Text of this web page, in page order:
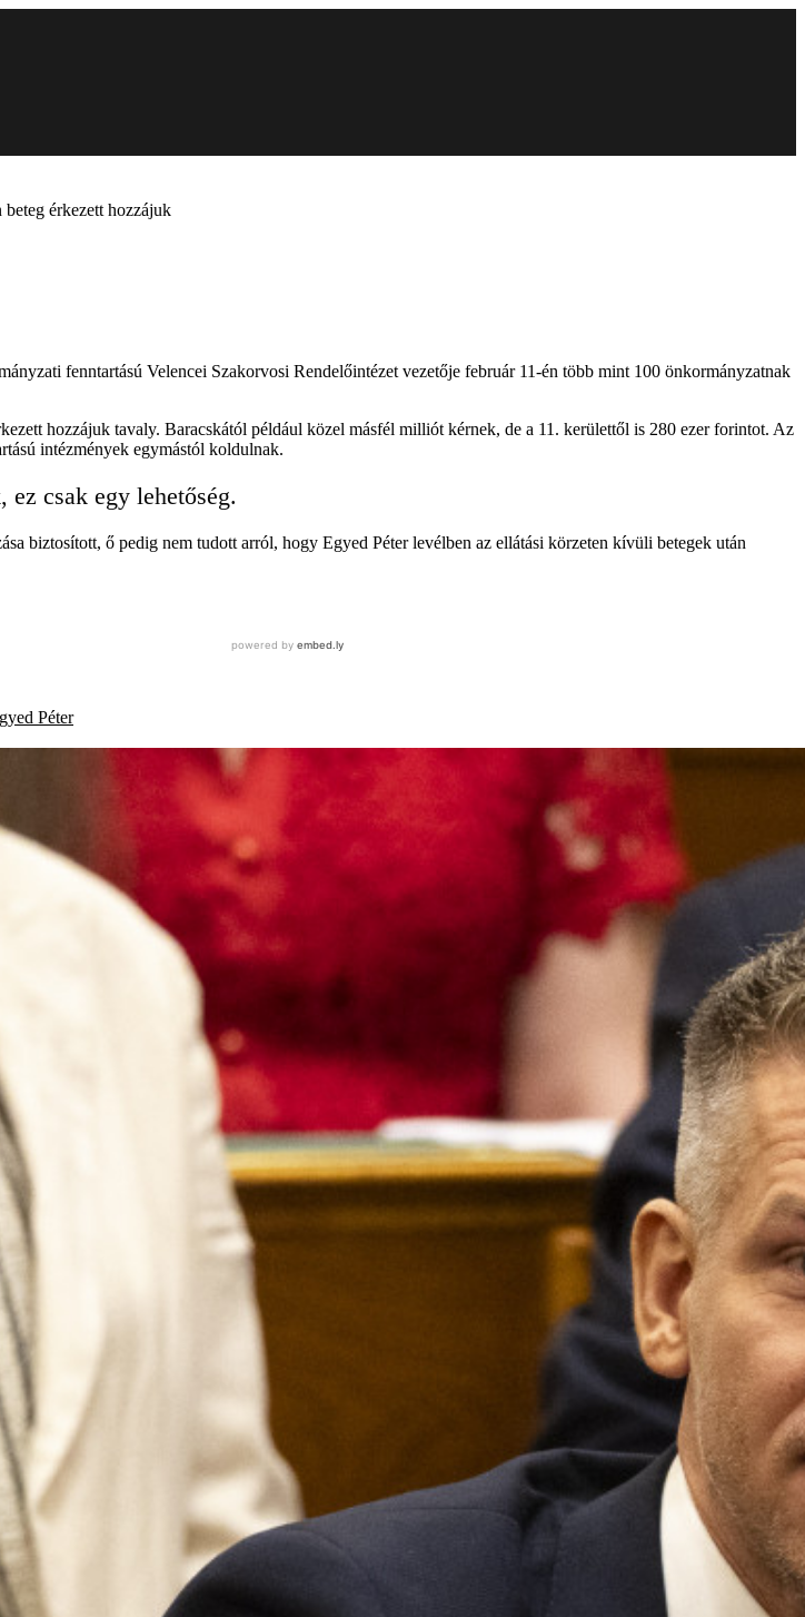
érkezett hozzájuk
fenntartású Velencei Szakorvosi Rendelőintézet vezetője február 11-én több mint 100 önkormányzatnak
hozzájuk tavaly. Baracskától például közel másfél milliót kérnek, de a 11. kerülettől is 280 ezer forintot. Az
intézmények egymástól koldulnak.
csak egy lehetőség.
biztosított, ő pedig nem tudott arról, hogy Egyed Péter levélben az ellátási körzeten kívüli betegek után
Péter